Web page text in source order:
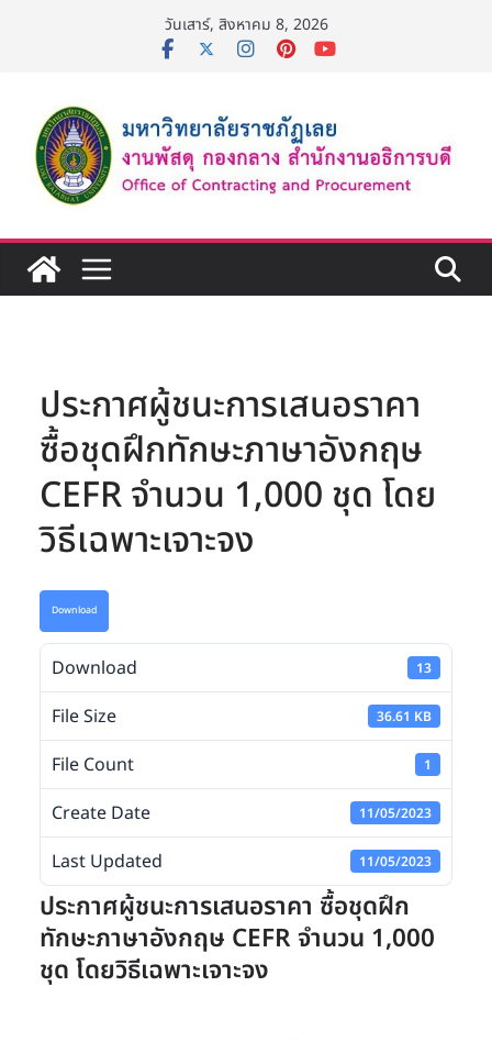
วันเสาร์, สิงหาคม 8, 2026
ประกาศผู้ชนะการเสนอราคา
ซื้อชุดฝึกทักษะภาษาอังกฤษ
CEFR จำนวน 1,000 ชุด โดย
วิธีเฉพาะเจาะจง
Download
Download 13
File Size 36.61 KB
File Count 1
Create Date 11/05/2023
Last Updated 11/05/2023
ประกาศผู้ชนะการเสนอราคา ซื้อชุดฝึก
ทักษะภาษาอังกฤษ CEFR จำนวน 1,000
ชุด โดยวิธีเฉพาะเจาะจง